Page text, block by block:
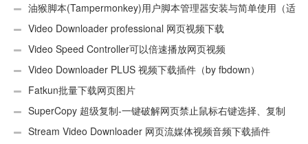
油猴脚本(Tampermonkey)用户脚本管理器安装与简单使用（适
用Android）
Video Downloader professional 网页视频下载
Video Speed Controller可以倍速播放网页视频
Video Downloader PLUS 视频下载插件（by fbdown）
Fatkun批量下载网页图片
SuperCopy 超级复制-一键破解网页禁止鼠标右键选择、复制
Stream Video Downloader 网页流媒体视频音频下载插件